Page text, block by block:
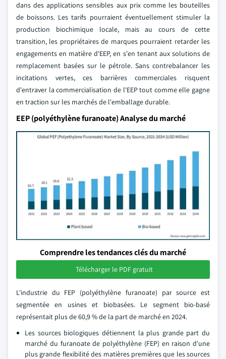
dans des applications sensibles aux prix comme les bouteilles
de boissons. Les tarifs pourraient éventuellement stimuler la
production biochimique locale, mais au cours de cette
transition, les propriétaires de marques pourraient retarder les
engagements en matière d'EEP, en s'en tenant aux solutions de
remplacement basées sur le pétrole. Sans contrebalancer les
incitations vertes, ces barrières commerciales risquent
d'entraver la commercialisation de l'EEP tout comme elle gagne
en traction sur les marchés de l'emballage durable.
EEP (polyéthylène furanoate) Analyse du marché
Comprendre les tendances clés du marché
Télécharger le PDF gratuit
L'industrie du FEP (polyéthylène furanoate) par source est
segmentée en usines et biobasées. Le segment bio-basé
représentait plus de 60,9 % de la part de marché en 2024.
Les sources biologiques détiennent la plus grande part du
marché du furanoate de polyéthylène (FEP) en raison d'une
plus grande flexibilité des matières premières que les sources